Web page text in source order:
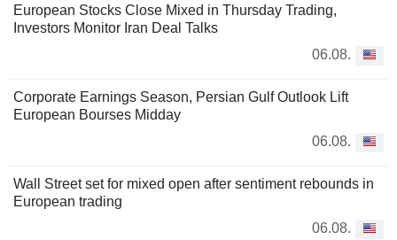
European Stocks Close Mixed in Thursday Trading,
Investors Monitor Iran Deal Talks
06.08.
Corporate Earnings Season, Persian Gulf Outlook Lift
European Bourses Midday
06.08.
Wall Street set for mixed open after sentiment rebounds in
European trading
06.08.